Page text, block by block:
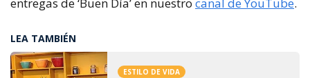
LEA TAMBIÉN
ESTILO DE VIDA